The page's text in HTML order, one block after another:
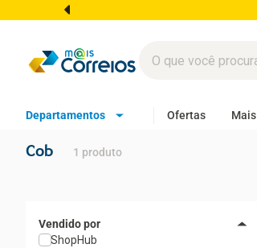
Departamentos Ofertas
Cob 1 produto
ShopHub